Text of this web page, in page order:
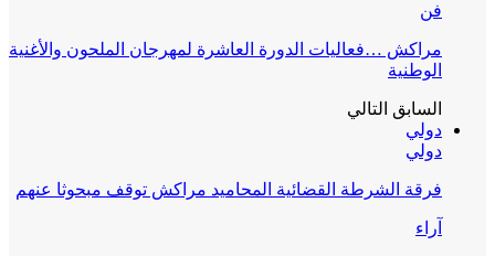
فن
مراكش …فعاليات الدورة العاشرة لمهرجان الملحون والأغنية
الوطنية
السابق التالي
دولي
دولي
فرقة الشرطة القضائية المحاميد مراكش توقف مبحوثا عنهم
آراء